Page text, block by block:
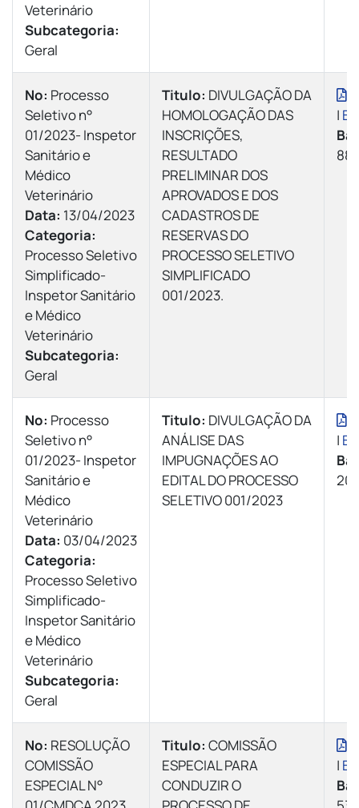
Veterinário
Subcategoria:
Geral
Nº: Processo
Seletivo n°
01/2023- Inspetor
Sanitário e
Médico
Veterinário
Data: 13/04/2023
Categoria:
Processo Seletivo
Simplificado-
Inspetor Sanitário
e Médico
Veterinário
Subcategoria:
Geral
Titulo: DIVULGAÇÃO DA
HOMOLOGAÇÃO DAS
INSCRIÇÕES,
RESULTADO
PRELIMINAR DOS
APROVADOS E DOS
CADASTROS DE
RESERVAS DO
PROCESSO SELETIVO
SIMPLIFICADO
001/2023.
|
88
Nº: Processo
Seletivo n°
01/2023- Inspetor
Sanitário e
Médico
Veterinário
Data: 03/04/2023
Categoria:
Processo Seletivo
Simplificado-
Inspetor Sanitário
e Médico
Veterinário
Subcategoria:
Geral
Titulo: DIVULGAÇÃO DA
ANÁLISE DAS
IMPUGNAÇÕES AO
EDITAL DO PROCESSO
SELETIVO 001/2023
|
20
Nº: RESOLUÇÃO
COMISSÃO
ESPECIAL N°
Titulo: COMISSÃO
ESPECIAL PARA
CONDUZIR O
|